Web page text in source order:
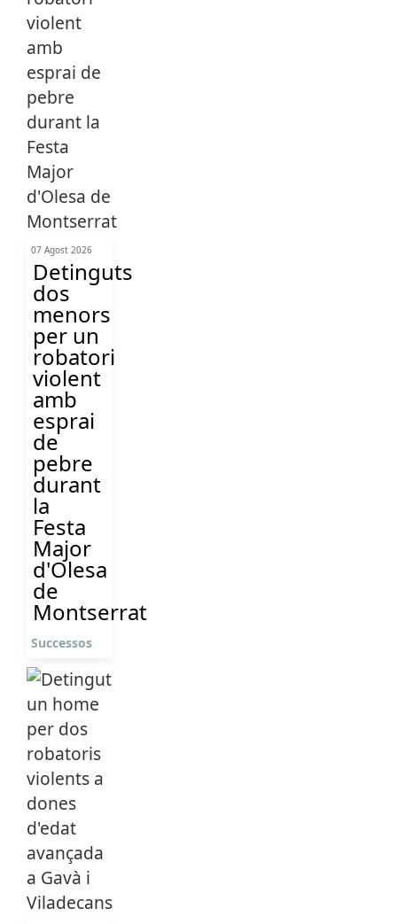
07 Agost 2026
Detinguts
dos
menors
per un
robatori
violent
amb
esprai
de
pebre
durant
la
Festa
Major
d'Olesa
de
Montserrat
Successos